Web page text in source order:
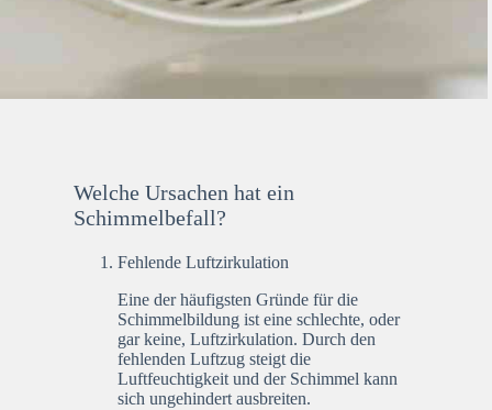
Welche Ursachen hat ein
Schimmelbefall?
Fehlende Luftzirkulation
Eine der häufigsten Gründe für die
Schimmelbildung ist eine schlechte, oder
gar keine, Luftzirkulation. Durch den
fehlenden Luftzug steigt die
Luftfeuchtigkeit und der Schimmel kann
sich ungehindert ausbreiten.